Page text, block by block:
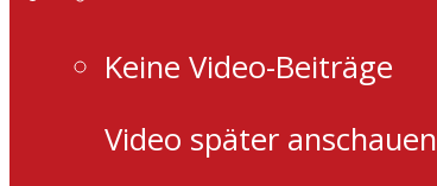
Keine Video-Beiträge
Video später anschauen